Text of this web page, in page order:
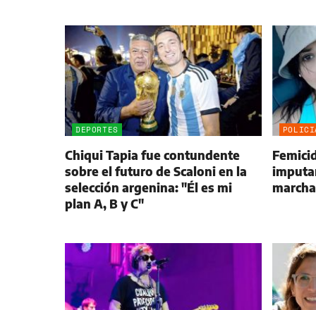
DEPORTES
Chiqui Tapia fue contundente
sobre el futuro de Scaloni en la
selección argenina: "Él es mi
plan A, B y C"